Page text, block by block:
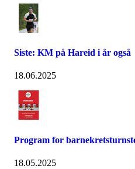
Siste: KM på Hareid i år også
18.06.2025
Program for
18.05.2025